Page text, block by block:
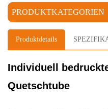
PRODUKTKATEGORIEN
Produktdetails
Individuell
Quetschtube